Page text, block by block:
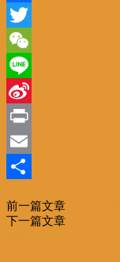
Facebook
Twitter
WeChat
Line
Sina
Weibo
Print
Email
享
前一篇文章
下一篇文章